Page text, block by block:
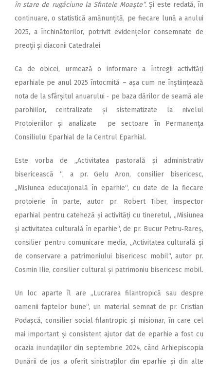
în stare de rugăciune la Sfintele Moaște“. Și este redată, în
continuare, o statistică amănunțită, pe fiecare lună a anului
2025, a închinătorilor, potrivit evidențelor consemnate de
preoții și diaconii Catedralei.
Ca de obicei, urmează o informare a întregii activități
eparhiale pe anul 2025 întocmită – așa cum ne înștiințează
nota de la sfârșitul anuarului ‑ pe baza dărilor de seamă ale
parohiilor, centralizate și sistematizate la nivelul
Protoieriilor și analizate pe sectoare în Permanența
Consiliului Eparhial de la Centrul Eparhial.
Este vorba de „Activitatea pastorală și administrativ
bisericească “, a pr. Gelu Aron, consilier bisericesc,
„Misiunea educațională în eparhie“, cu date de la fiecare
protoierie în parte, autor pr. Robert Tiber, inspector
eparhial pentru cateheză și activități cu tineretul, „Misiunea
și activitatea culturală în eparhie“, de pr. Bucur Petru‑Rareș,
consilier pentru comunicare media, „Activitatea culturală și
de conservare a patrimoniului bisericesc mobil“, autor pr.
Cosmin Ilie, consilier cultural și patrimoniu bisericesc mobil.
Un loc aparte îl are „Lucrarea filantropică sau despre
oamenii faptelor bune“, un material semnat de pr. Cristian
Podașcă, consilier social‑filantropic și misionar, în care cel
mai important și consistent ajutor dat de eparhie a fost cu
ocazia inundațiilor din septembrie 2024, când Arhiepiscopia
Dunării de jos a oferit sinistraților din eparhie și din alte